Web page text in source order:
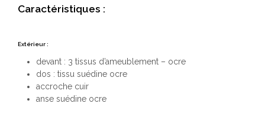
Caractéristiques :
Extérieur :
devant : 3 tissus d’ameublement – ocre
dos : tissu suédine ocre
accroche cuir
anse suédine ocre